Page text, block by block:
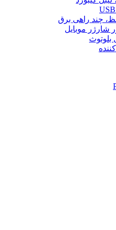
چند راهی برق
شارژر موبایل
بلوتوث